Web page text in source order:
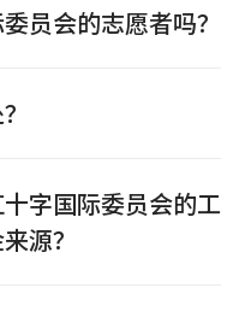
员会的志愿者吗？
字国际委员会的工
源？